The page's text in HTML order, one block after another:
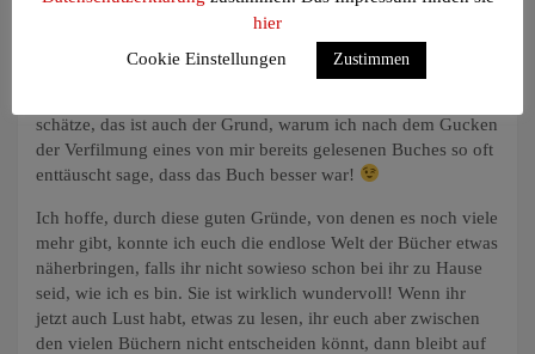
hingegen liest, muss sich das Gehirn durch die
Beschreibungen selber ein Bild von der Szene machen, was
ziemlich automatisch passiert, aber eine viel individuellere
schätze, das ist auch der Grund, warum ich nach dem Gucken
der Verfilmung eines von mir bereits gelesenen Buches so oft
enttäuscht sage, dass das Buch besser war!
Ich hoffe, durch diese guten Gründe, von denen es noch viele
mehr gibt, konnte ich euch die endlose Welt der Bücher etwas
näherbringen, falls ihr nicht sowieso schon bei ihr zu Hause
seid, wie ich es bin. Sie ist wirklich wundervoll! Wenn ihr
jetzt auch Lust habt, etwas zu lesen, ihr euch aber zwischen
den vielen Büchern nicht entscheiden könnt, dann bleibt auf
hier
Cookie Einstellungen
Zustimmen